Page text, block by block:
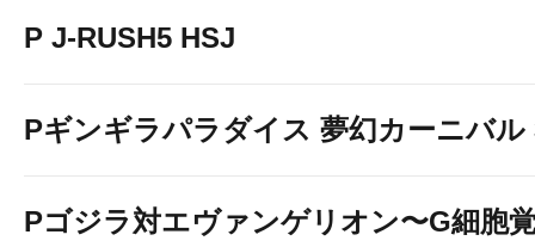
P J-RUSH5 HSJ
Pギンギラパラダイス 夢幻カーニバル
Pゴジラ対エヴァンゲリオン〜G細胞